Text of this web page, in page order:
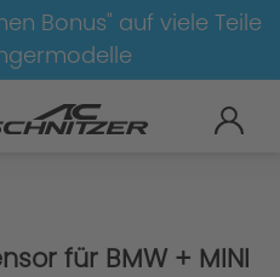
Bonus" auf viele Teile
für BMW + MINI